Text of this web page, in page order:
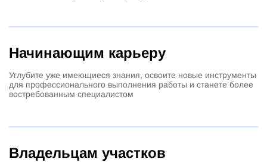
Начинающим карьеру
Углубите уже имеющиеся знания, освоите новые инструменты
для профессионального выполнения работы и станете более
востребованным специалистом
Владельцам участков